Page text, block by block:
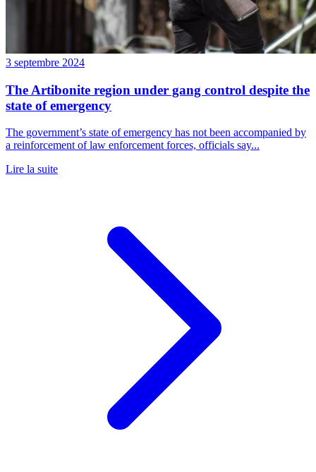
3 septembre 2024
The Artibonite region under gang control despite the
state of emergency
The government’s state of emergency has not been accompanied by
a reinforcement of law enforcement forces, officials say...
Lire la suite